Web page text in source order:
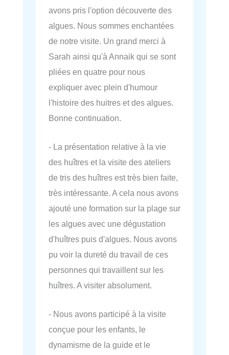
avons pris l'option découverte des
algues. Nous sommes enchantées
de notre visite. Un grand merci à
Sarah ainsi qu'à Annaik qui se sont
pliées en quatre pour nous
expliquer avec plein d'humour
l'histoire des huitres et des algues.
Bonne continuation.
- La présentation relative à la vie
des huîtres et la visite des ateliers
de tris des huîtres est très bien faite,
très intéressante. A cela nous avons
ajouté une formation sur la plage sur
les algues avec une dégustation
d'huîtres puis d'algues. Nous avons
pu voir la dureté du travail de ces
personnes qui travaillent sur les
huîtres. A visiter absolument.
- Nous avons participé à la visite
conçue pour les enfants, le
dynamisme de la guide et le